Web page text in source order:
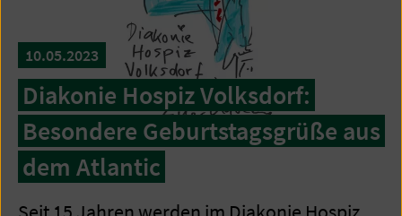
10.05.2023
Diakonie Hospiz Volksdorf:
Besondere Geburtstagsgrüße aus
dem Atlantic